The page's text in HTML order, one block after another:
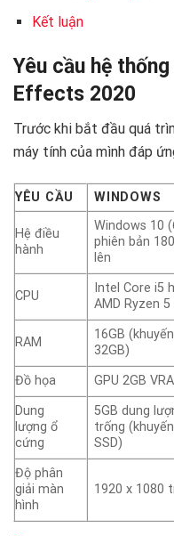
Kết luận
Yêu cầu hệ
Effects 2020 ️
Trước khi bắt đầu quá
máy tính của mình đáp
YÊU CẦU WINDOWS
Hệ điều
hành
Windows 10
phiên bản
lên
CPU
Intel Core i5
AMD Ryzen
RAM
16GB
32GB)
Đồ họa GPU 2GB
Dung
lượng ổ
cứng
5GB dung
trống
SSD)
Độ phân
giải màn
hình
1920 x 1080